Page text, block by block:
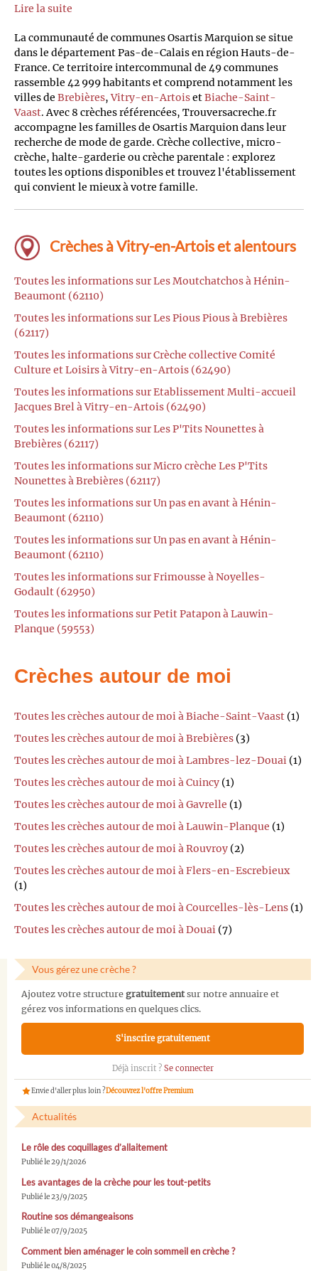
Lire la suite
La communauté de communes Osartis Marquion se situe
dans le département Pas-de-Calais en région Hauts-de-
France. Ce territoire intercommunal de 49 communes
rassemble 42 999 habitants et comprend notamment les
villes de Brebières,Vitry-en-ArtoisetBiache-Saint-
Vaast. Avec 8 crèches référencées, Trouversacreche.fr
accompagne les familles de Osartis Marquion dans leur
recherche de mode de garde. Crèche collective, micro-
crèche, halte-garderie ou crèche parentale : explorez
toutes les options disponibles et trouvez l'établissement
qui convient le mieux à votre famille.
Crèches à Vitry-en-Artois et alentours
Toutes les informations sur Les Moutchatchos à Hénin-
Beaumont (62110)
Toutes les informations sur Les Pious Pious à Brebières
(62117)
Toutes les informations sur Crèche collective Comité
Culture et Loisirs à Vitry-en-Artois (62490)
Toutes les informations sur Etablissement Multi-accueil
Jacques Brel à Vitry-en-Artois (62490)
Toutes les informations sur Les P'Tits Nounettes à
Brebières (62117)
Toutes les informations sur Micro crèche Les P'Tits
Nounettes à Brebières (62117)
Toutes les informations sur Un pas en avant à Hénin-
Beaumont (62110)
Toutes les informations sur Un pas en avant à Hénin-
Beaumont (62110)
Toutes les informations sur Frimousse à Noyelles-
Godault (62950)
Toutes les informations sur Petit Patapon à Lauwin-
Planque (59553)
Crèches autour de moi
Toutes les crèches autour de moi à Biache-Saint-Vaast (1)
Toutes les crèches autour de moi à Brebières (3)
Toutes les crèches autour de moi à Lambres-lez-Douai (1)
Toutes les crèches autour de moi à Cuincy (1)
Toutes les crèches autour de moi à Gavrelle (1)
Toutes les crèches autour de moi à Lauwin-Planque (1)
Toutes les crèches autour de moi à Rouvroy (2)
Toutes les crèches autour de moi à Flers-en-Escrebieux
(1)
Toutes les crèches autour de moi à Courcelles-lès-Lens (1)
Toutes les crèches autour de moi à Douai (7)
Vous gérez une crèche ?
Ajoutez votre structure gratuitementsur notre annuaire et
gérez vos informations en quelques clics.
S'inscrire gratuitement
Déjà inscrit ? Se connecter
Envie d'aller plus loin ?Découvrez l'offre Premium
Actualités
Le rôle des coquillages d’allaitement
Publié le 29/1/2026
Les avantages de la crèche pour les tout-petits
Publié le 23/9/2025
Routine sos démangeaisons
Publié le 07/9/2025
Comment bien aménager le coin sommeil en crèche ?
Publié le 04/8/2025